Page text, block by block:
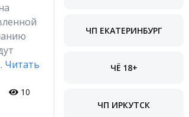
Читать
10
ЧП ЕКАТЕРИНБУРГ
ЧЁ 18+
ЧП ИРКУТСК